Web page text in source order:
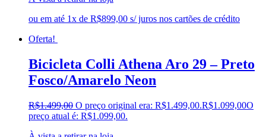
ou em até 1x de R$899,00 s/ juros nos cartões de crédito
Oferta!
Bicicleta Colli Athena Aro 29 – Preto
Fosco/Amarelo Neon
R$1.499,00 O preço original era: R$1.499,00.R$1.099,00O
preço atual é: R$1.099,00.